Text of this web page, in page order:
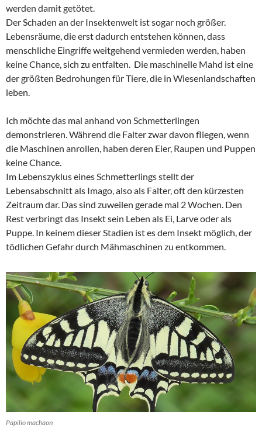
werden damit getötet.
Der Schaden an der Insektenwelt ist sogar noch größer.
Lebensräume, die erst dadurch entstehen können, dass
menschliche Eingriffe weitgehend vermieden werden, haben
keine Chance, sich zu entfalten. Die maschinelle Mahd ist eine
der größten Bedrohungen für Tiere, die in Wiesenlandschaften
leben.
Ich möchte das mal anhand von Schmetterlingen
demonstrieren. Während die Falter zwar davon fliegen, wenn
die Maschinen anrollen, haben deren Eier, Raupen und Puppen
keine Chance.
Im Lebenszyklus eines Schmetterlings stellt der
Lebensabschnitt als Imago, also als Falter, oft den kürzesten
Zeitraum dar. Das sind zuweilen gerade mal 2 Wochen. Den
Rest verbringt das Insekt sein Leben als Ei, Larve oder als
Puppe. In keinem dieser Stadien ist es dem Insekt möglich, der
tödlichen Gefahr durch Mähmaschinen zu entkommen.
Papilio machaon